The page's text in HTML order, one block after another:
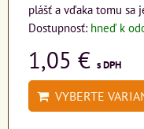
plášť a vďaka tomu sa
Dostupnosť: hneď k
1,05 € s DPH
VYBERTE